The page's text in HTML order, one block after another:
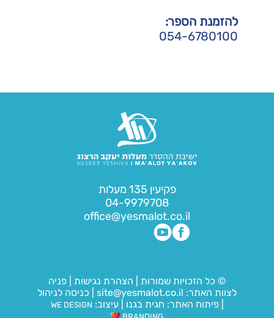
להזמנת הספר:
054-6780100
פקיעין 135 מעלות
04-9979708
office@yesmalot.co.il
© כל הזכויות שמורות הצהרת נגישות
פניה
לצוות האתר: site@yesmalot.co.il
כניסה לניהול
|פיתוח האתר: חגית בגנו עיצוב: WE DESIGN